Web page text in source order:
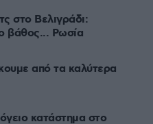
στο Βελιγράδι:
βάθος... Ρωσία
από τα καλύτερα
κατάστημα στο